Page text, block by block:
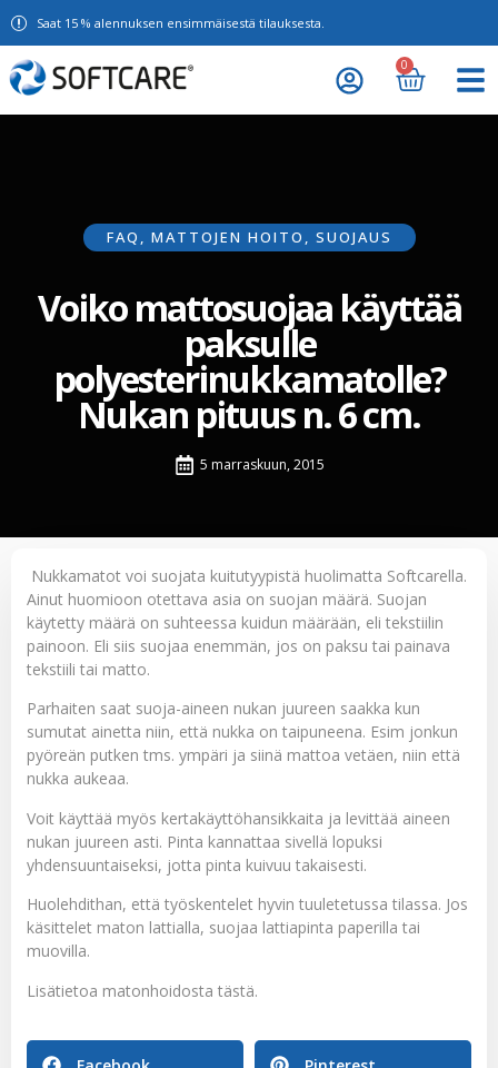
Saat 15 % alennuksen ensimmäisestä tilauksesta.
0
FAQ , MATTOJEN HOITO , SUOJAUS
Voiko mattosuojaa käyttää
paksulle
polyesterinukkamatolle?
Nukan pituus n. 6 cm.
5 marraskuun, 2015
Nukkamatot voi suojata kuitutyypistä huolimatta Softcarella.
Ainut huomioon otettava asia on suojan määrä. Suojan
käytetty määrä on suhteessa kuidun määrään, eli tekstiilin
painoon. Eli siis suojaa enemmän, jos on paksu tai painava
tekstiili tai matto.
Parhaiten saat suoja-aineen nukan juureen saakka kun
sumutat ainetta niin, että nukka on taipuneena. Esim jonkun
pyöreän putken tms. ympäri ja siinä mattoa vetäen, niin että
nukka aukeaa.
Voit käyttää myös kertakäyttöhansikkaita ja levittää aineen
nukan juureen asti. Pinta kannattaa sivellä lopuksi
yhdensuuntaiseksi, jotta pinta kuivuu takaisesti.
Huolehdithan, että työskentelet hyvin tuuletetussa tilassa. Jos
käsittelet maton lattialla, suojaa lattiapinta paperilla tai
muovilla.
Lisätietoa matonhoidosta tästä.